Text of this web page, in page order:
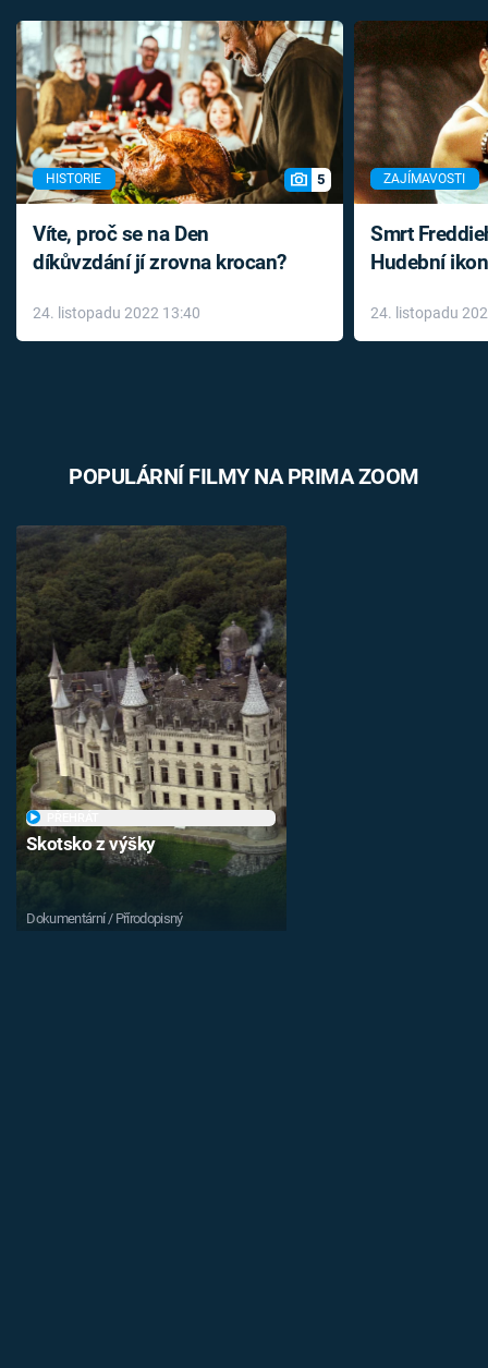
HISTORIE 5
Víte, proč se na Den
díkůvzdání jí zrovna krocan?
24. listopadu 2022 13:40
ZAJÍMAVOSTI
Smrt
Hudební
léky
24. listopadu
POPULÁRNÍ FILMY NA PRIMA ZOOM
Skotsko z výšky
Dokumentární / Přírodopisný